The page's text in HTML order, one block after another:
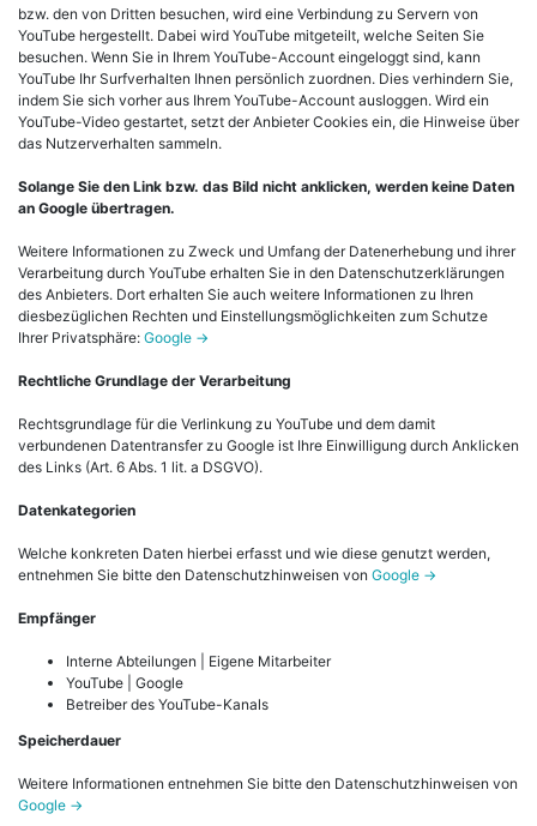
bzw. den von Dritten besuchen, wird eine Verbindung zu Servern von
YouTube hergestellt. Dabei wird YouTube mitgeteilt, welche Seiten Sie
besuchen. Wenn Sie in Ihrem YouTube-Account eingeloggt sind, kann
YouTube Ihr Surfverhalten Ihnen persönlich zuordnen. Dies verhindern Sie,
indem Sie sich vorher aus Ihrem YouTube-Account ausloggen. Wird ein
YouTube-Video gestartet, setzt der Anbieter Cookies ein, die Hinweise über
das Nutzerverhalten sammeln.
Solange Sie den Link bzw. das Bild nicht anklicken, werden keine Daten
an Google übertragen.
Weitere Informationen zu Zweck und Umfang der Datenerhebung und ihrer
Verarbeitung durch YouTube erhalten Sie in den Datenschutzerklärungen
des Anbieters. Dort erhalten Sie auch weitere Informationen zu Ihren
diesbezüglichen Rechten und Einstellungsmöglichkeiten zum Schutze
Ihrer Privatsphäre: Google ->
Rechtliche Grundlage der Verarbeitung
Rechtsgrundlage für die Verlinkung zu YouTube und dem damit
verbundenen Datentransfer zu Google ist Ihre Einwilligung durch Anklicken
des Links (Art. 6 Abs. 1 lit. a DSGVO).
Datenkategorien
Welche konkreten Daten hierbei erfasst und wie diese genutzt werden,
entnehmen Sie bitte den Datenschutzhinweisen von Google ->
Empfänger
Interne Abteilungen | Eigene Mitarbeiter
YouTube | Google
Betreiber des YouTube-Kanals
Speicherdauer
Weitere Informationen entnehmen Sie bitte den Datenschutzhinweisen von
Google ->